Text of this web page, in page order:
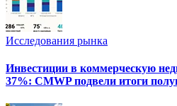
Исследования рынка
Инвестиции в коммерческую
37%: CMWP подвели итоги